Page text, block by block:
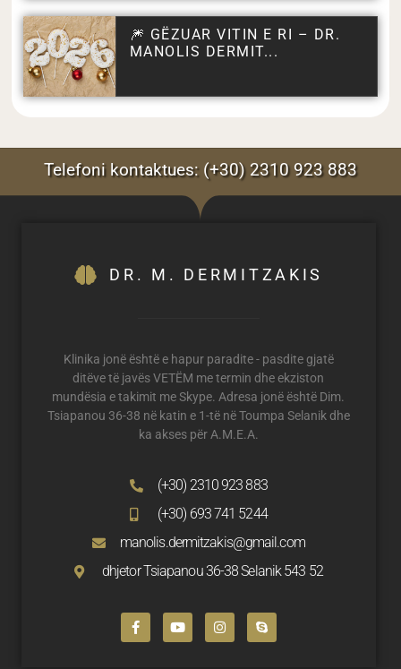
🎆 GËZUAR VITIN E RI – DR.
MANOLIS DERMIT...
Telefoni kontaktues: (+30) 2310 923 883
DR. M. DERMITZAKIS
Klinika jonë është e hapur paradite - pasdite gjatë
ditëve të javës VETËM me termin dhe ekziston
mundësia e takimit me Skype. Adresa jonë është Dim.
Tsiapanou 36-38 në katin e 1-të në Toumpa Selanik dhe
ka akses për A.M.E.A.
(+30) 2310 923 883
(+30) 693 741 5244
manolis.dermitzakis@gmail.com
dhjetor Tsiapanou 36-38 Selanik 543 52